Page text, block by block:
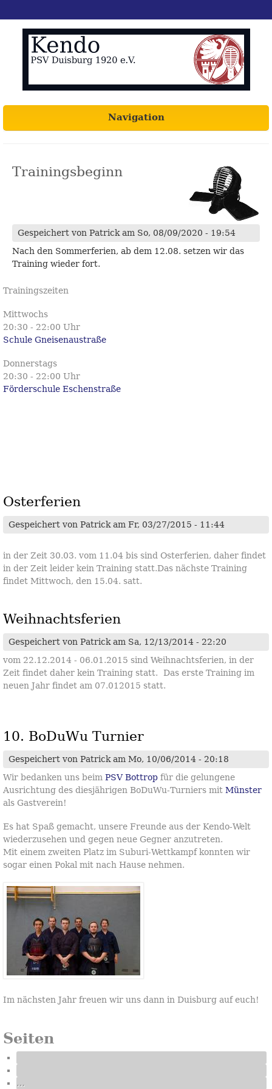
Navigation
Trainingsbeginn
Gespeichert von Patrickam So, 08/09/2020 - 19:54
Nach den Sommerferien, ab dem 12.08. setzen wir das
Training wieder fort.
Trainingszeiten
Mittwochs
20:30 - 22:00 Uhr
Schule Gneisenaustraße
Donnerstags
20:30 - 22:00 Uhr
Förderschule Eschenstraße
Osterferien
Gespeichert von Patrickam Fr, 03/27/2015 - 11:44
in der Zeit 30.03. vom 11.04 bis sind Osterferien, daher findet
in der Zeit leider kein Training statt.Das nächste Training
findet Mittwoch, den 15.04. satt.
Weihnachtsferien
Gespeichert von Patrickam Sa, 12/13/2014 - 22:20
vom 22.12.2014 - 06.01.2015 sind Weihnachtsferien, in der
Zeit findet daher kein Training statt. Das erste Training im
neuen Jahr findet am 07.012015 statt.
10. BoDuWu Turnier
Gespeichert von Patrickam Mo, 10/06/2014 - 20:18
Wir bedanken uns beim PSV Bottrop für die gelungene
Ausrichtung des diesjährigen BoDuWu-Turniers mit Münster
als Gastverein!
Es hat Spaß gemacht, unsere Freunde aus der Kendo-Welt
wiederzusehen und gegen neue Gegner anzutreten.
Mit einem zweiten Platz im Suburi-Wettkampf konnten wir
sogar einen Pokal mit nach Hause nehmen.
Im nächsten Jahr freuen wir uns dann in Duisburg auf euch!
Seiten
…